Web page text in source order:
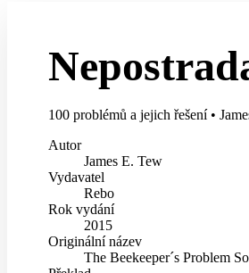
100 problémů a jejich řešení•
Autor
James E. Tew
Vydavatel
Rebo
Rok vydání
2015
Originální název
The Beekeeper´s Problem